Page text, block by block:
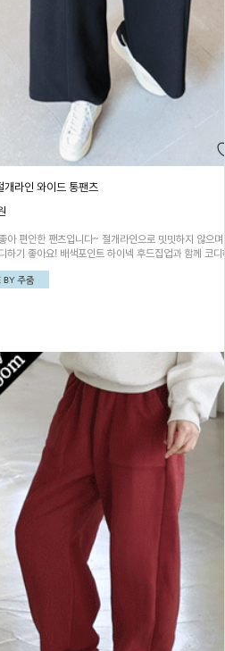
라인 와이드 통팬츠
아 편안한 팬츠입니다~ 절개라인으로 밋밋하지 않으며
하기 좋아요! 배색포인트 하이넥 후드집업과 함께 코디
러워요~!